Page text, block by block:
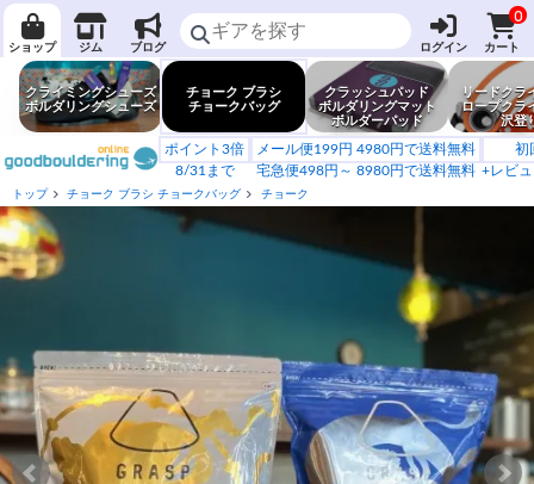
ショップ ジム ブログ ログイン
0
カート
クライミングシューズ
ボルダリングシューズ
チョーク ブラシ
チョークバッグ
クラッシュパッド
ボルダリングマット
ボルダーパッド
リードクラ
ロープクラ
沢登
ポイント3倍
8/31まで
メール便199円 4980円で送料無料
宅急便498円～ 8980円で送料無料
初
+レビ
トップ チョーク ブラシ チョークバッグ チョーク